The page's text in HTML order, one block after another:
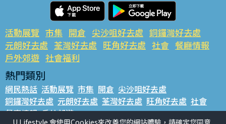
活動展覽 市集 開倉 尖沙咀好去處 銅鑼灣好去處
元朗好去處 荃灣好去處 旺角好去處 社會 餐廳情報
戶外郊遊 社會福利
熱門類別
網民熱話 活動展覽 市集 開倉 尖沙咀好去處
銅鑼灣好去處 元朗好去處 荃灣好去處 旺角好去處 社會
餐廳情報 戶外郊遊
U Lifestyle 會使用Cookies來改善您的網站體驗，請確定您同意